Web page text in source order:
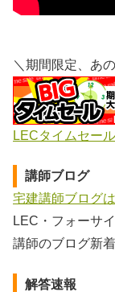
＼期間限定、あ
LECタイムセー
講師ブログ
宅建講師ブログ
LEC・フォーサ
講師のブログ新着
解答速報